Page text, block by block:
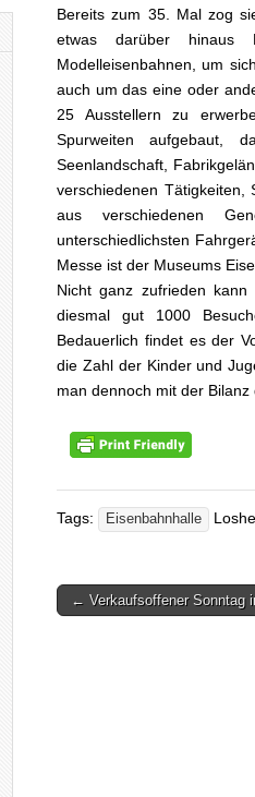
Bereits zum 35. Mal zog
etwas darüber
Modelleisenbahnen, um
auch um das eine oder
25 Ausstellern zu
Spurweiten aufgebaut,
Seenlandschaft,
verschiedenen Tätigkeiten,
aus verschiedenen
unterschiedlichsten
Messe ist der Museums
Nicht ganz zufrieden
diesmal gut 1000
Bedauerlich findet es der
die Zahl der Kinder und
man dennoch mit der
Tags: Eisenbahnhalle
Beitragsnavigation
← Verkaufsoffener Sonntag